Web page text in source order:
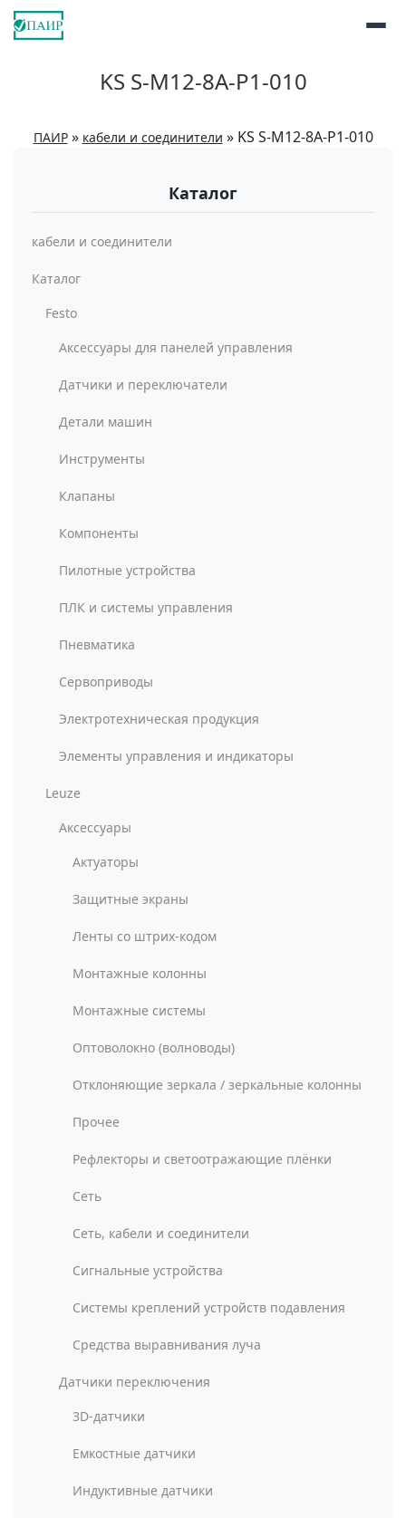
KS S-M12-8A-P1-010
ПАИР» кабели и соединители » KS S-M12-8A-P1-010
Каталог
кабели и соединители
Каталог
Festo
Аксессуары для панелей управления
Датчики и переключатели
Детали машин
Инструменты
Клапаны
Компоненты
Пилотные устройства
ПЛК и системы управления
Пневматика
Сервоприводы
Электротехническая продукция
Элементы управления и индикаторы
Leuze
Аксессуары
Актуаторы
Защитные экраны
Ленты со штрих-кодом
Монтажные колонны
Монтажные системы
Оптоволокно (волноводы)
Отклоняющие зеркала / зеркальные колонны
Прочее
Рефлекторы и светоотражающие плёнки
Сеть
Сеть, кабели и соединители
Сигнальные устройства
Системы креплений устройств подавления
Средства выравнивания луча
Датчики переключения
3D-датчики
Емкостные датчики
Индуктивные датчики